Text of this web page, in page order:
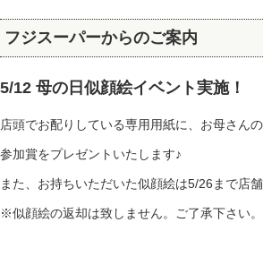
フジスーパーからのご案内
5/12 母の日似顔絵イベント実施！
店頭でお配りしている専用用紙に、お母さん
参加賞をプレゼントいたします♪
また、お持ちいただいた似顔絵は5/26まで店
※似顔絵の返却は致しません。ご了承下さい。